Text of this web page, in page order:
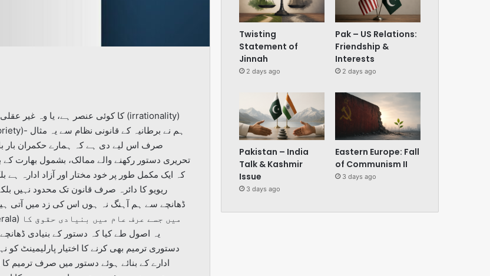
صرف اس لیے دی ہے کہ ہمارے حکمران بار
تحریری دستور رکھنے والے ممالک، بشمول بھارت
کہ ایک مکمل طور پر خود مختار اور آزاد ادارہ
ریویو کا دائرہ صرف قانون تک محدود نہیں
ڈھانچے سے ہم آہنگ نہ ہوں اس کی زد میں
دستوری ترمیم بھی کرنے کا اختیار پارلیمینٹ
ادارے کے بنائے ہوئے دستور میں صرف ترمیم
Twisting
Statement of
Jinnah
2 days ago
Pak – US Relations:
Friendship &
Interests
2 days ago
Pakistan – India
Talk & Kashmir
Issue
3 days ago
Eastern Europe: Fall
of Communism II
3 days ago